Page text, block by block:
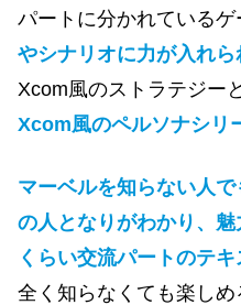
パートに分かれているゲ
やシナリオに力が入れら
Xcom風のストラテジー
Xcom風のペルソナシリ
マーベルを知らない人
の人となりがわかり、
くらい交流パートのテキ
全く知らなくても楽しめ